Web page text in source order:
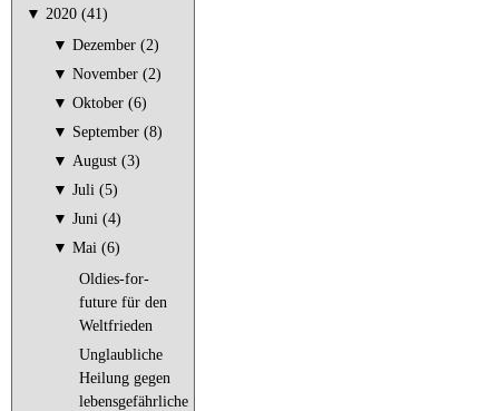
▼ 2020 (41)
▼ Dezember (2)
▼ November (2)
▼ Oktober (6)
▼ September (8)
▼ August (3)
▼ Juli (5)
▼ Juni (4)
▼ Mai (6)
Oldies-for-
future für den
Weltfrieden
Unglaubliche
Heilung gegen
lebensgefährliche